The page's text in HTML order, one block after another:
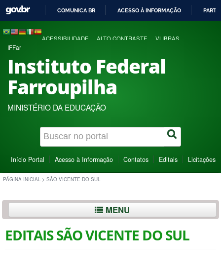
COMUNICA BR ACESSO À INFORMAÇÃO
ACESSIBILIDADE ALTO CONTRASTE VLIBRAS
IFFar
Instituto Federal
Farroupilha
MINISTÉRIO DA EDUCAÇÃO
Início Portal Acesso à Informação Contatos Editais Licitações
PÁGINA INICIAL > SÃO VICENTE DO SUL
MENU
EDITAIS SÃO VICENTE DO SUL